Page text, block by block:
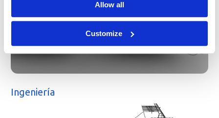
Allow all
Customize
Ingeniería